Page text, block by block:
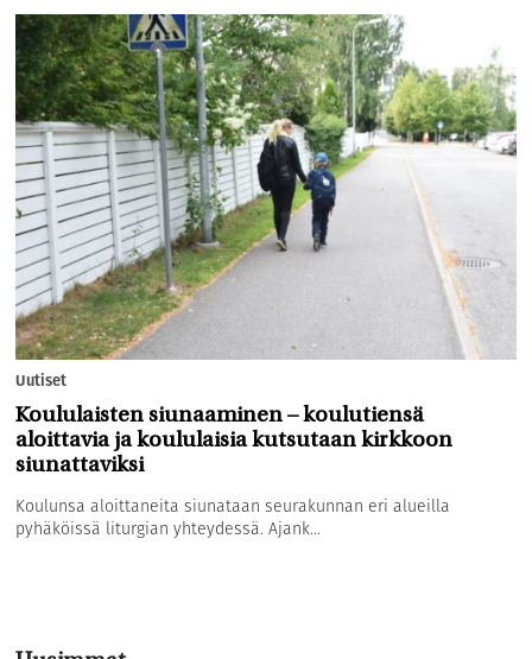
Uutiset
Koululaisten siunaaminen – koulutiensä
aloittavia ja koululaisia kutsutaan kirkkoon
siunattaviksi
Koulunsa aloittaneita siunataan seurakunnan eri alueilla
pyhäköissä liturgian yhteydessä. Ajank...